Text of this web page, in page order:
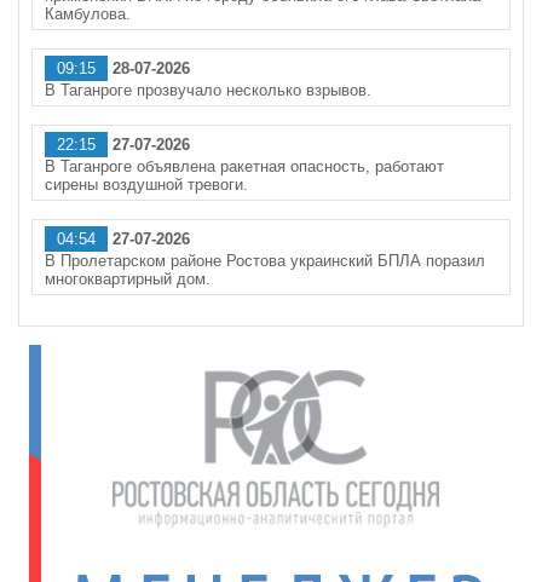
Камбулова.
09:15
28-07-2026
В Таганроге прозвучало несколько взрывов.
22:15
27-07-2026
В Таганроге объявлена ракетная опасность, работают
сирены воздушной тревоги.
04:54
27-07-2026
В Пролетарском районе Ростова украинский БПЛА поразил
многоквартирный дом.